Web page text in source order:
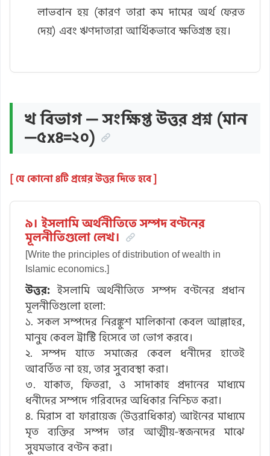
লাভবান হয় (কারণ তারা কম দামের অর্থ ফেরত
দেয়) এবং ঋণদাতারা আর্থিকভাবে ক্ষতিগ্রস্ত হয়।
খ বিভাগ — সংক্ষিপ্ত উত্তর প্রশ্ন (মান
—৫x৪=২০)
[ যে কোনো ৪টি প্রশ্নের উত্তর দিতে হবে ]
৯। ইসলামি অর্থনীতিতে সম্পদ বণ্টনের
মূলনীতিগুলো লেখ।
[Write the principles of distribution of wealth in
Islamic economics.]
উত্তর: ইসলামি অর্থনীতিতে সম্পদ বণ্টনের প্রধান
মূলনীতিগুলো হলো:
১. সকল সম্পদের নিরঙ্কুশ মালিকানা কেবল আল্লাহর,
মানুষ কেবল ট্রাস্টি হিসেবে তা ভোগ করবে।
২. সম্পদ যাতে সমাজের কেবল ধনীদের হাতেই
আবর্তিত না হয়, তার সুব্যবস্থা করা।
৩. যাকাত, ফিতরা, ও সাদাকাহ প্রদানের মাধ্যমে
ধনীদের সম্পদে গরিবদের অধিকার নিশ্চিত করা।
৪. মিরাস বা ফারায়েজ (উত্তরাধিকার) আইনের মাধ্যমে
মৃত ব্যক্তির সম্পদ তার আত্মীয়-স্বজনদের মাঝে
সুষমভাবে বণ্টন করা।